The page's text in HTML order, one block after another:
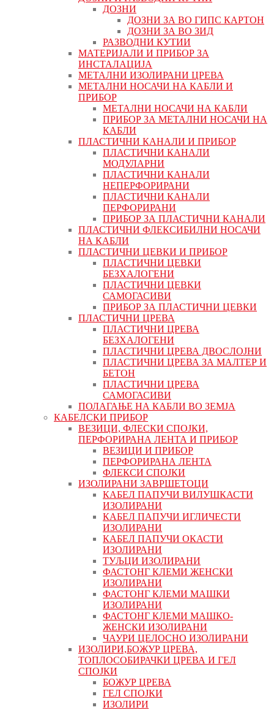
ДОЗНИ
ДОЗНИ ЗА ВО ГИПС КАРТОН
ДОЗНИ ЗА ВО ЗИД
РАЗВОДНИ КУТИИ
МАТЕРИЈАЛИ И ПРИБОР ЗА
ИНСТАЛАЦИЈА
МЕТАЛНИ ИЗОЛИРАНИ ЦРЕВА
МЕТАЛНИ НОСАЧИ НА КАБЛИ И
ПРИБОР
МЕТАЛНИ НОСАЧИ НА КАБЛИ
ПРИБОР ЗА МЕТАЛНИ НОСАЧИ НА
КАБЛИ
ПЛАСТИЧНИ КАНАЛИ И ПРИБОР
ПЛАСТИЧНИ КАНАЛИ
МОДУЛАРНИ
ПЛАСТИЧНИ КАНАЛИ
НЕПЕРФОРИРАНИ
ПЛАСТИЧНИ КАНАЛИ
ПЕРФОРИРАНИ
ПРИБОР ЗА ПЛАСТИЧНИ КАНАЛИ
ПЛАСТИЧНИ ФЛЕКСИБИЛНИ НОСАЧИ
НА КАБЛИ
ПЛАСТИЧНИ ЦЕВКИ И ПРИБОР
ПЛАСТИЧНИ ЦЕВКИ
БЕЗХАЛОГЕНИ
ПЛАСТИЧНИ ЦЕВКИ
САМОГАСИВИ
ПРИБОР ЗА ПЛАСТИЧНИ ЦЕВКИ
ПЛАСТИЧНИ ЦРЕВА
ПЛАСТИЧНИ ЦРЕВА
БЕЗХАЛОГЕНИ
ПЛАСТИЧНИ ЦРЕВА ДВОСЛОЈНИ
ПЛАСТИЧНИ ЦРЕВА ЗА МАЛТЕР И
БЕТОН
ПЛАСТИЧНИ ЦРЕВА
САМОГАСИВИ
ПОЛАГАЊЕ НА КАБЛИ ВО ЗЕМЈА
КАБЕЛСКИ ПРИБОР
ВЕЗИЦИ, ФЛЕСКИ СПОЈКИ,
ПЕРФОРИРАНА ЛЕНТА И ПРИБОР
ВЕЗИЦИ И ПРИБОР
ПЕРФОРИРАНА ЛЕНТА
ФЛЕКСИ СПОЈКИ
ИЗОЛИРАНИ ЗАВРШЕТОЦИ
КАБЕЛ ПАПУЧИ ВИЛУШКАСТИ
ИЗОЛИРАНИ
КАБЕЛ ПАПУЧИ ИГЛИЧЕСТИ
ИЗОЛИРАНИ
КАБЕЛ ПАПУЧИ ОКАСТИ
ИЗОЛИРАНИ
ТУЉЦИ ИЗОЛИРАНИ
ФАСТОНГ КЛЕМИ ЖЕНСКИ
ИЗОЛИРАНИ
ФАСТОНГ КЛЕМИ МАШКИ
ИЗОЛИРАНИ
ФАСТОНГ КЛЕМИ МАШКO-
ЖЕНСКИ ИЗОЛИРАНИ
ЧАУРИ ЦЕЛОСНО ИЗОЛИРАНИ
ИЗОЛИРИ,БОЖУР ЦРЕВА,
ТОПЛОСОБИРАЧКИ ЦРЕВА И ГЕЛ
СПОЈКИ
БОЖУР ЦРЕВА
ГЕЛ СПОЈКИ
ИЗОЛИРИ